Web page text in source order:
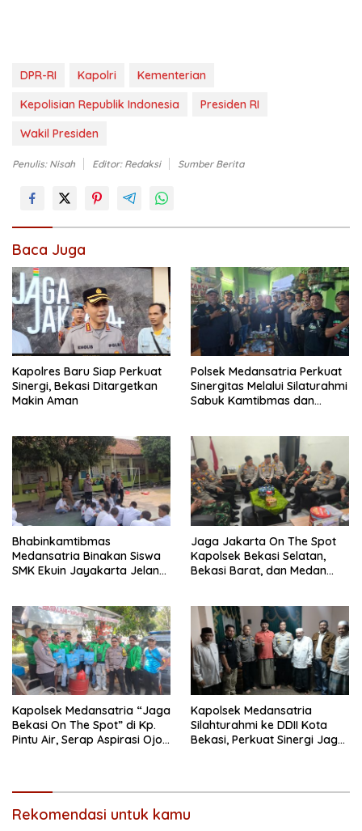
DPR-RI Kapolri
Kementerian
Kepolisian Republik Indonesia
Presiden RI
Wakil Presiden
Penulis: Nisah Editor: Redaksi Sumber Berita
Baca Juga
Kapolres Baru Siap Perkuat
Sinergi, Bekasi Ditargetkan
Makin Aman
Polsek Medansatria Perkuat
Sinergitas Melalui Silaturahmi
Sabuk Kamtibmas dan
Bhabinkamtibmas
Medansatria Binakan Siswa
SMK Ekuin Jayakarta Jelang
Jaga Jakarta On The Spot
Kapolsek Bekasi Selatan,
Bekasi Barat, dan Medan
ke Koramil 01 Kranji
Kapolsek Medansatria “Jaga
Bekasi On The Spot” di Kp.
Pintu Air, Serap Aspirasi Ojol
Kapolsek Medansatria
Silahturahmi ke DDII Kota
Bekasi, Perkuat Sinergi Jaga
Rekomendasi untuk kamu